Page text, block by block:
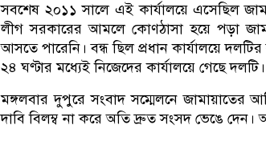
সবশেষ ২০১১ সালে এই কার্যালয়ে এসেছিল
লীগ সরকারের আমলে কোণঠাসা হয়ে পড়া
আসতে পারেনি। বন্ধ ছিল প্রধান কার্যালয়ে
২৪ ঘণ্টার মধ্যেই নিজেদের কার্যালয়ে গেছে
মঙ্গলবার দুপুরে সংবাদ সম্মেলনে
দাবি বিলম্ব না করে অতি দ্রুত সংসদ ভেঙে দেন।